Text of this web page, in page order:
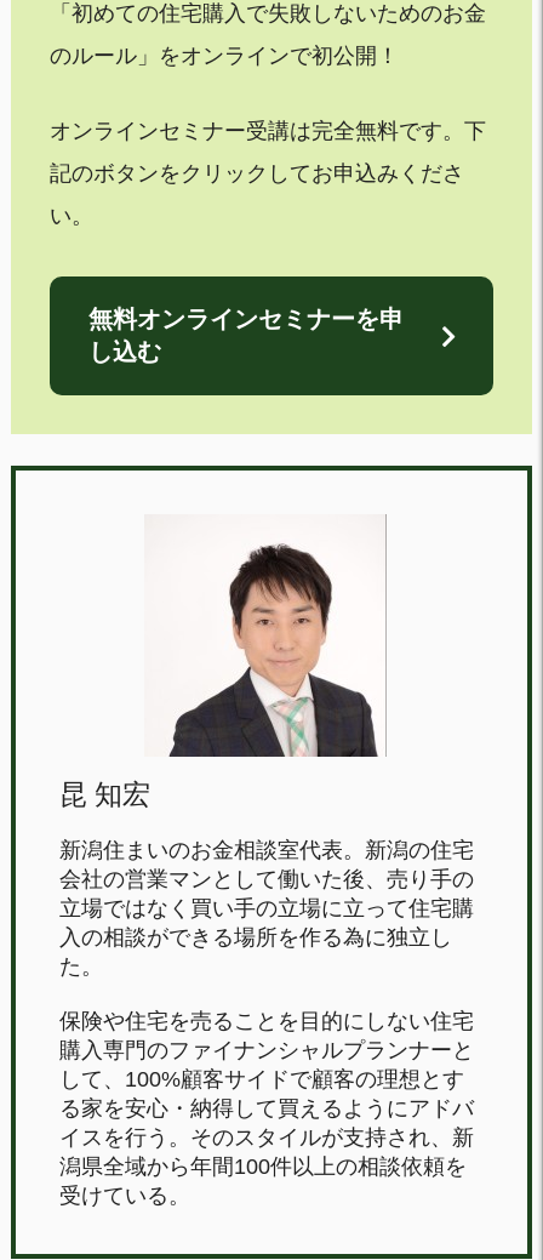
「初めての住宅購入で失敗しないためのお金
のルール」をオンラインで初公開！
オンラインセミナー受講は完全無料です。下
記のボタンをクリックしてお申込みくださ
い。
無料オンラインセミナーを申
し込む
昆 知宏
新潟住まいのお金相談室代表。新潟の住宅
会社の営業マンとして働いた後、売り手の
立場ではなく買い手の立場に立って住宅購
入の相談ができる場所を作る為に独立し
た。
保険や住宅を売ることを目的にしない住宅
購入専門のファイナンシャルプランナーと
して、100%顧客サイドで顧客の理想とす
る家を安心・納得して買えるようにアドバ
イスを行う。そのスタイルが支持され、新
潟県全域から年間100件以上の相談依頼を
受けている。